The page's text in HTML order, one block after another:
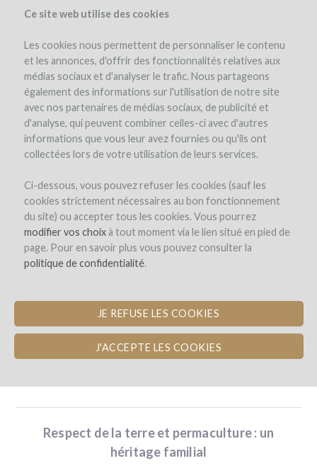
Ce site web utilise des cookies
Les cookies nous permettent de personnaliser le contenu
et les annonces, d'offrir des fonctionnalités relatives aux
médias sociaux et d'analyser le trafic. Nous partageons
également des informations sur l'utilisation de notre site
avec nos partenaires de médias sociaux, de publicité et
d'analyse, qui peuvent combiner celles-ci avec d'autres
informations que vous leur avez fournies ou qu'ils ont
collectées lors de votre utilisation de leurs services.
Ci-dessous, vous pouvez refuser les cookies (sauf les
cookies strictement nécessaires au bon fonctionnement
du site) ou accepter tous les cookies. Vous pourrez
modifier vos choixà tout moment via le lien situé en pied de
page. Pour en savoir plus vous pouvez consulter la
politique de confidentialité.
JE REFUSE LES COOKIES
J'ACCEPTE LES COOKIES
el proyecto la empresa detalles del proyecto opinión de expertos
los reembolsos en vino
Domaine Sarrat de Goundy
COMPRA DE ÁNFORAS PARA UNA
NUEVA CUVÉE DE VINO BLANCO
Respect de la terre et permaculture : un
héritage familial